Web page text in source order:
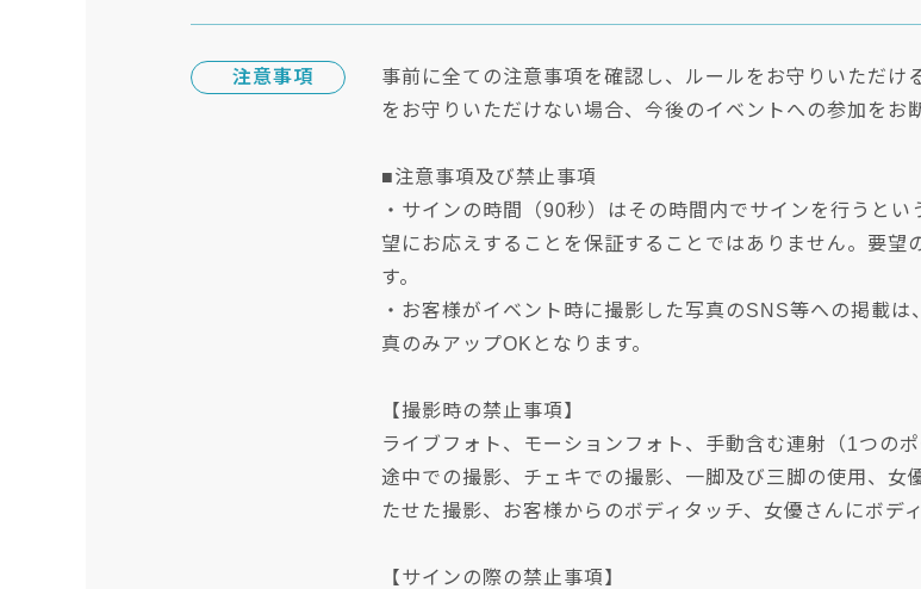
注意事項
事前に全ての注意事項を確認し、ルールをお守りいただ
をお守りいただけない場合、今後のイベントへの参加をお
■注意事項及び禁止事項
・サインの時間（90秒）はその時間内でサインを行うと
望にお応えすることを保証することではありません。要望
す。
・お客様がイベント時に撮影した写真のSNS等への掲載
真のみアップOKとなります。
【撮影時の禁止事項】
ライブフォト、モーションフォト、手動含む連射（1つの
途中での撮影、チェキでの撮影、一脚及び三脚の使用、
たせた撮影、お客様からのボディタッチ、女優さんにボデ
【サインの際の禁止事項】